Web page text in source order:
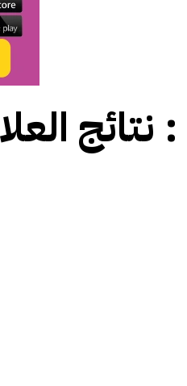
نتائج العلامات :